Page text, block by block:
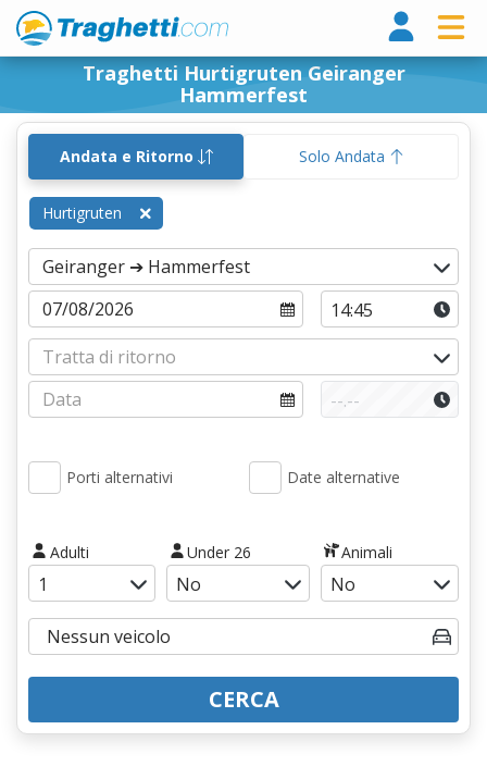
Traghetti Hurtigruten Geiranger
Hammerfest
Andata e Ritorno Solo Andata
Hurtigruten
Porti alternativi Date alternative
Adulti Under 26 Animali
CERCA